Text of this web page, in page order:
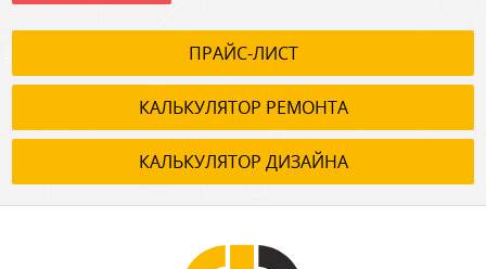
ПРАЙС-ЛИСТ
КАЛЬКУЛЯТОР РЕМОНТА
КАЛЬКУЛЯТОР ДИЗАЙНА